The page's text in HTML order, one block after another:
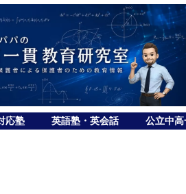
応塾 英語塾・英会話 公立中